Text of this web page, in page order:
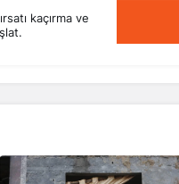
kaçırma ve